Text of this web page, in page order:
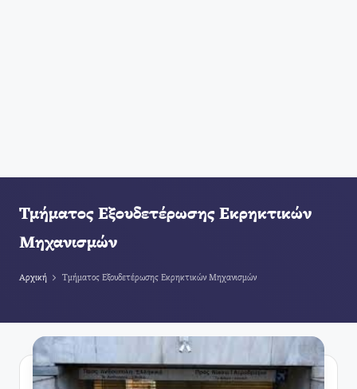
Τμήματος Εξουδετέρωσης Εκρηκτικών
Μηχανισμών
Αρχική Τμήματος Εξουδετέρωσης Εκρηκτικών Μηχανισμών